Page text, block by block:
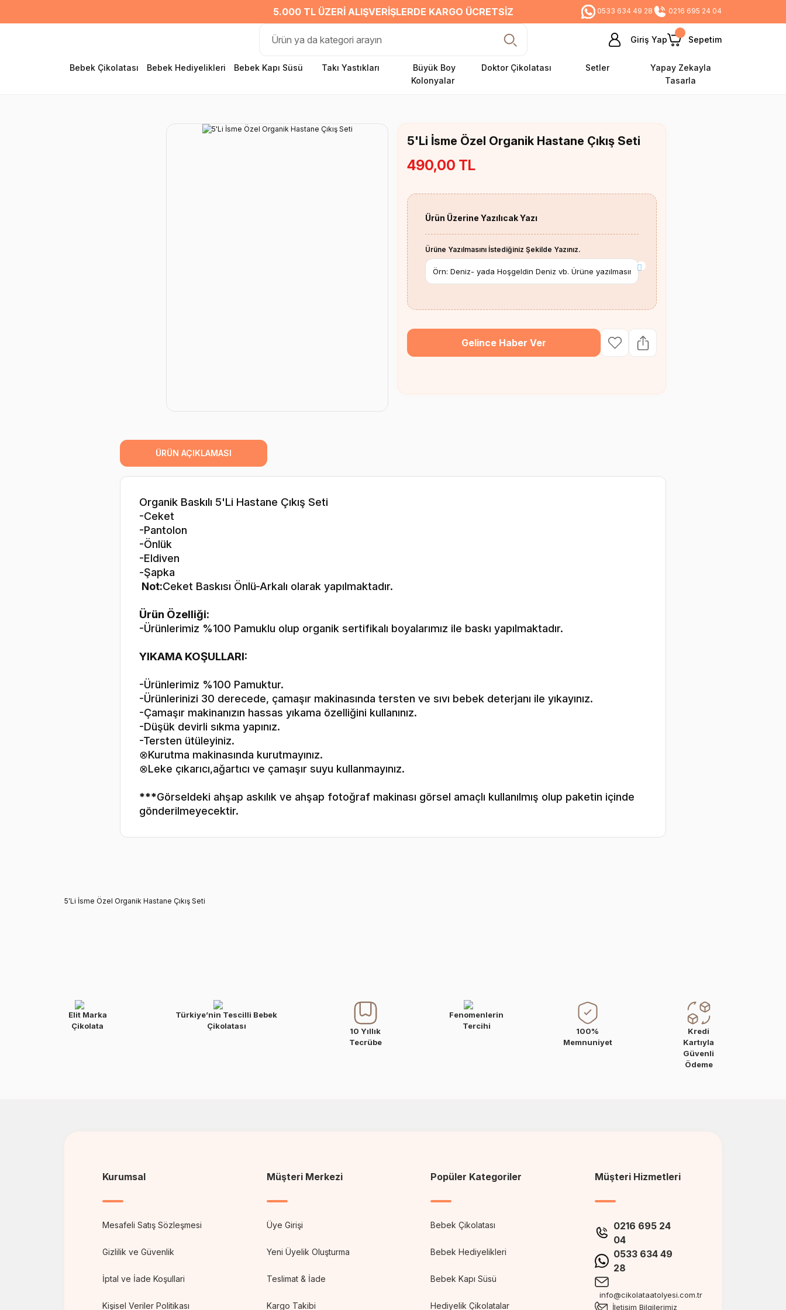
5.000 TL ÜZERI ALIŞVERIŞLERDE KARGO ÜCRETSIZ 0533 634 49 28 0216 695 24 04
Giriş Yap Sepetim
Bebek Çikolatası Bebek Hediyelikleri Bebek Kapı Süsü Takı Yastıkları
Büyük Boy
Kolonyalar
Doktor Çikolatası Setler
Yapay Zekayla
Tasarla
5'Li İsme Özel Organik Hastane Çıkış Seti
490,00 TL
Ürün Üzerine Yazılıcak Yazı
Ürüne Yazılmasını İstediğiniz Şekilde Yazınız.
*
Gelince Haber Ver
ÜRÜN AÇIKLAMASI
Organik Baskılı 5'Li Hastane Çıkış Seti
-Ceket
-Pantolon
-Önlük
-Eldiven
-Şapka
Not:Ceket Baskısı Önlü-Arkalı olarak yapılmaktadır.
Ürün Özelliği:
-Ürünlerimiz %100 Pamuklu olup organik sertifikalı boyalarımız ile baskı yapılmaktadır.
YIKAMA KOŞULLARI:
-Ürünlerimiz %100 Pamuktur.
-Ürünlerinizi 30 derecede, çamaşır makinasında tersten ve sıvı bebek deterjanı ile yıkayınız.
-Çamaşır makinanızın hassas yıkama özelliğini kullanınız.
-Düşük devirli sıkma yapınız.
-Tersten ütüleyiniz.
⊗Kurutma makinasında kurutmayınız.
⊗Leke çıkarıcı,ağartıcı ve çamaşır suyu kullanmayınız.
***Görseldeki ahşap askılık ve ahşap fotoğraf makinası görsel amaçlı kullanılmış olup paketin içinde
gönderilmeyecektir.
5'Li İsme Özel Organik Hastane Çıkış Seti
Elit Marka
Çikolata
Türkiye’nin Tescilli Bebek
Çikolatası
10 Yıllık
Tecrübe
Fenomenlerin
Tercihi
100%
Memnuniyet
Kredi
Kartıyla
Güvenli
Ödeme
Kurumsal
Mesafeli Satış Sözleşmesi
Gizlilik ve Güvenlik
İptal ve İade Koşullari
Kişisel Veriler Politikası
Müşteri Merkezi
Üye Girişi
Yeni Üyelik Oluşturma
Teslimat & İade
Kargo Takibi
Popüler Kategoriler
Bebek Çikolatası
Bebek Hediyelikleri
Bebek Kapı Süsü
Hediyelik Çikolatalar
Müşteri Hizmetleri
0216 695 24
04
0533 634 49
28
info@cikolataatolyesi.com.tr
İletişim Bilgilerimiz